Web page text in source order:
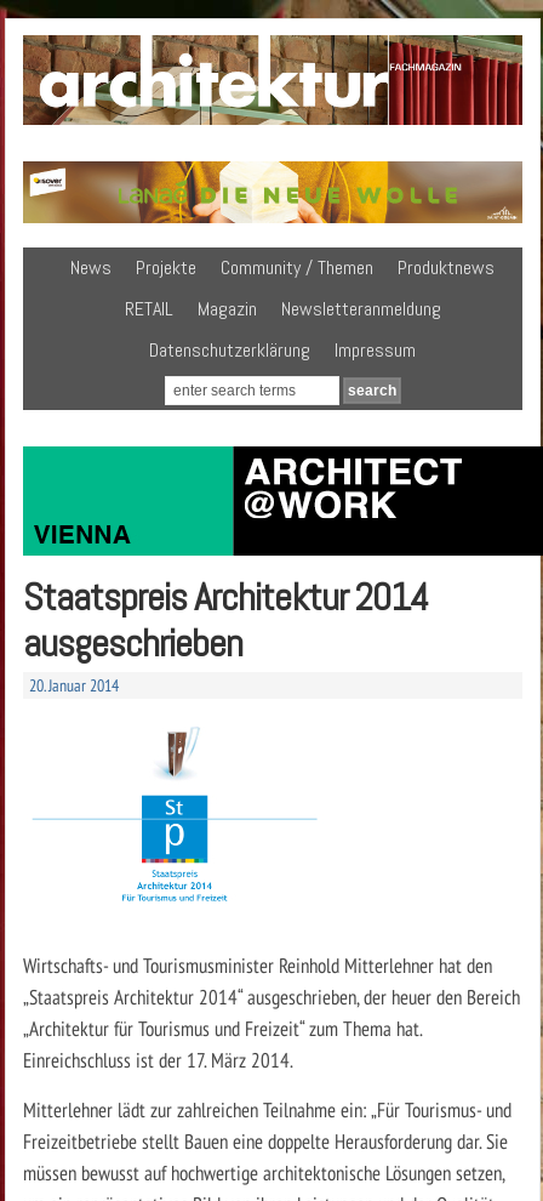
News Projekte Community / Themen
Produktnews
RETAIL
Magazin
Newsletteranmeldung
Datenschutzerklärung
Impressum
Staatspreis Architektur 2014
ausgeschrieben
20. Januar 2014
Wirtschafts- und Tourismusminister Reinhold Mitterlehner hat den
„Staatspreis Architektur 2014“ ausgeschrieben, der heuer den Bereich
„Architektur für Tourismus und Freizeit“ zum Thema hat.
Einreichschluss ist der 17. März 2014.
Mitterlehner lädt zur zahlreichen Teilnahme ein: „Für Tourismus- und
Freizeitbetriebe stellt Bauen eine doppelte Herausforderung dar. Sie
müssen bewusst auf hochwertige architektonische Lösungen setzen,